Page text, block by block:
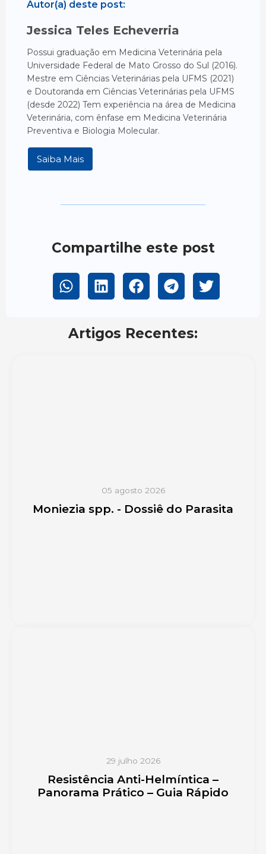
Autor(a) deste post:
Jessica Teles Echeverria
Possui graduação em Medicina Veterinária pela
Universidade Federal de Mato Grosso do Sul (2016).
Mestre em Ciências Veterinárias pela UFMS (2021)
e Doutoranda em Ciências Veterinárias pela UFMS
(desde 2022) Tem experiência na área de Medicina
Veterinária, com ênfase em Medicina Veterinária
Preventiva e Biologia Molecular.
Saiba Mais
Compartilhe este post
Artigos Recentes:
05 agosto 2026
Moniezia spp. - Dossiê do Parasita
29 julho 2026
Resistência Anti-Helmíntica –
Panorama Prático – Guia Rápido